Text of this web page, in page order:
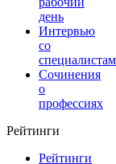
день
Интервью
со
Сочинения
о
профессиях
Рейтинги
Рейтинги